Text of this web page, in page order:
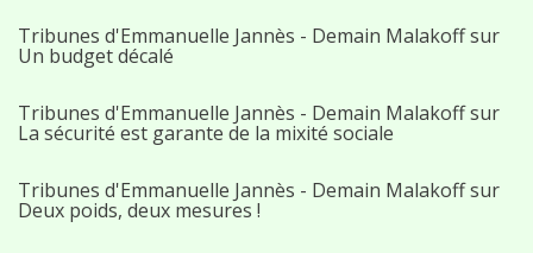
Tribunes d'Emmanuelle Jannès - Demain Malakoffsur
Un budget décalé
Tribunes d'Emmanuelle Jannès - Demain Malakoffsur
La sécurité est garante de la mixité sociale
Tribunes d'Emmanuelle Jannès - Demain Malakoffsur
Deux poids, deux mesures !